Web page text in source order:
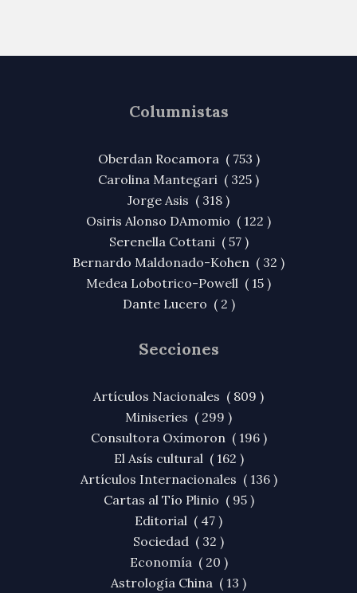
Columnistas
Oberdan Rocamora ( 753 )
Carolina Mantegari ( 325 )
Jorge Asis ( 318 )
Osiris Alonso DAmomio ( 122 )
Serenella Cottani ( 57 )
Bernardo Maldonado-Kohen ( 32 )
Medea Lobotrico-Powell ( 15 )
Dante Lucero ( 2 )
Secciones
Artículos Nacionales ( 809 )
Miniseries ( 299 )
Consultora Oxímoron ( 196 )
El Asís cultural ( 162 )
Artículos Internacionales ( 136 )
Cartas al Tío Plinio ( 95 )
Editorial ( 47 )
Sociedad ( 32 )
Economía ( 20 )
Astrología China ( 13 )